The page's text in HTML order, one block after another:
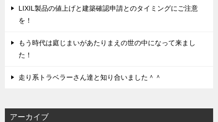
LIXIL製品の値上げと建築確認申請とのタイミングにご注意
を！
もう時代は庭じまいがあたりまえの世の中になって来まし
た！
走り系トラベラーさん達と知り合いました＾＾
アーカイブ